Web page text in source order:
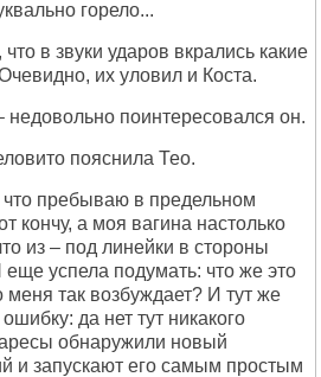
горело...
в звуки ударов вкрались какие
их уловил и Коста.
недовольно поинтересовался он.
пояснила Тео.
что пребываю в предельном
кончу, а моя вагина настолько
из – под линейки в стороны
еще успела подумать: что же это
меня так возбуждает? И тут же
да нет тут никакого
обнаружили новый
и запускают его самым простым